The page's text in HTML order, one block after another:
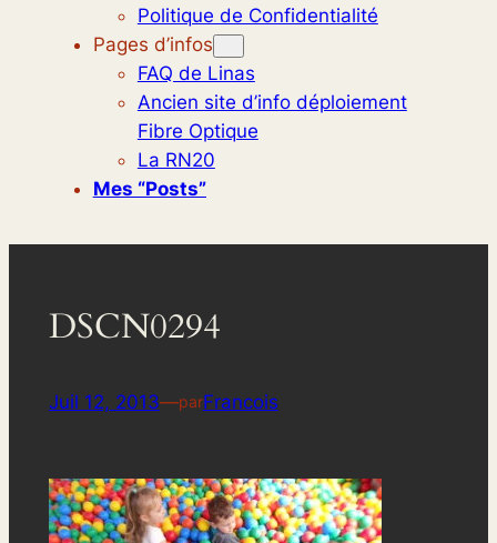
Politique de Confidentialité
Pages d’infos
FAQ de Linas
Ancien site d’info déploiement
Fibre Optique
La RN20
Mes “posts”
DSCN0294
Juil 12, 2013—parFrancois